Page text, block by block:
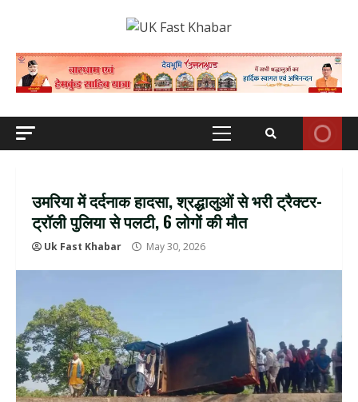
Primary
उमरिया में दर्दनाक हादसा, श्रद्धालुओं से भरी ट्रैक्टर-
ट्रॉली पुलिया से पलटी, 6 लोगों की मौत
Uk Fast Khabar May 30, 2026